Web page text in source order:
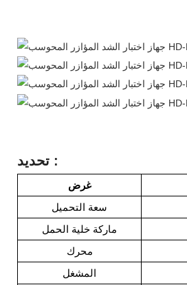
تحديد :
غرض
سعة التحميل
ماركة خلية الحمل
محرك
المشغل